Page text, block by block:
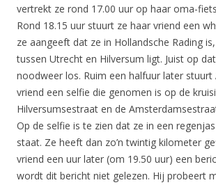
vertrekt ze rond 17.00 uur op haar oma-
Rond 18.15 uur stuurt ze haar vriend een
ze aangeeft dat ze in Hollandsche Rading
tussen Utrecht en Hilversum ligt. Juist op
noodweer los. Ruim een halfuur later stuurt
vriend een selfie die genomen is op de
Hilversumsestraat en de
Op de selfie is te zien dat ze in een
staat. Ze heeft dan zo’n twintig kilometer
vriend een uur later (om 19.50 uur) een
wordt dit bericht niet gelezen. Hij probeert